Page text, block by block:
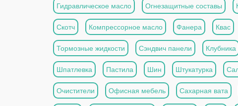
Гидравлическое масло Огнезащитные составы
Скотч Компрессорное масло Фанера Квас
Тормозные жидкости Сэндвич панели Клубника
Шпатлевка Пастила Шин Штукатурка
Очистители Офисная мебель Сахарная вата